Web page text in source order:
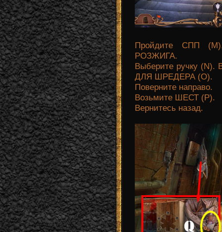
Пройдите СПП
РОЗЖИГА.
Выберите ручку (N).
ДЛЯ ШРЕДЕРА (O).
Поверните направо.
Возьмите ШЕСТ (P).
Вернитесь назад.